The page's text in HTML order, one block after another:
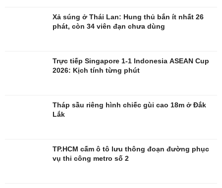
Xả súng ở Thái Lan: Hung thủ bắn ít nhất 26
phát, còn 34 viên đạn chưa dùng
Trực tiếp Singapore 1-1 Indonesia ASEAN Cup
2026: Kịch tính từng phút
Tháp sầu riêng hình chiếc gùi cao 18m ở Đắk
Lắk
TP.HCM cấm ô tô lưu thông đoạn đường phục
vụ thi công metro số 2